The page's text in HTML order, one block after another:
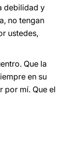
debilidad y
no tengan
ustedes,
Que la
en su
por mí. Que el